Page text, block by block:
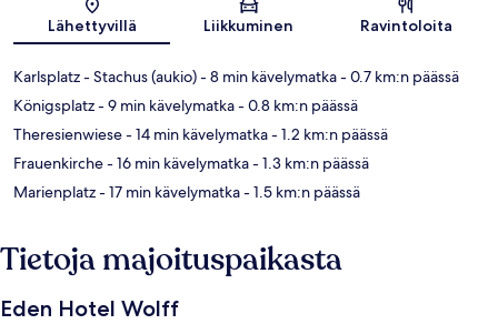
Kartta
Lähettyvillä Liikkuminen Ravintoloita
Karlsplatz - Stachus (aukio)- 8 min kävelymatka- 0.7 km:n päässä
Königsplatz- 9 min kävelymatka- 0.8 km:n päässä
Theresienwiese- 14 min kävelymatka- 1.2 km:n päässä
Frauenkirche- 16 min kävelymatka- 1.3 km:n päässä
Marienplatz- 17 min kävelymatka- 1.5 km:n päässä
Tietoja majoituspaikasta
Eden Hotel Wolff